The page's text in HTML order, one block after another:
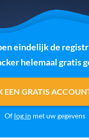
eindelijk de
helemaal gratis
EEN GRATIS
Of log in met uw gegevens